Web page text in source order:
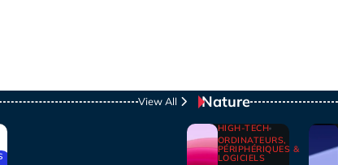
View All Nature
HIGH-TECH
ORDINATEURS,
PÉRIPHÉRIQUES &
LOGICIELS